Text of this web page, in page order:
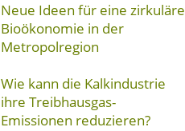
Neue Ideen für eine zirkuläre
Bioökonomie in der
Metropolregion
Wie kann die Kalkindustrie
ihre Treibhausgas-
Emissionen reduzieren?